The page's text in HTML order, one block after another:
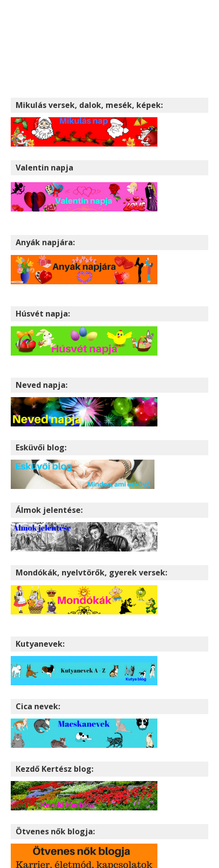
Mikulás versek, dalok, mesék, képek:
Valentin napja
Anyák napjára:
Húsvét napja:
Neved napja:
Esküvői blog:
Álmok jelentése:
Mondókák, nyelvtörők, gyerek versek:
Kutyanevek:
Cica nevek:
Kezdő Kertész blog:
Ötvenes nők blogja: